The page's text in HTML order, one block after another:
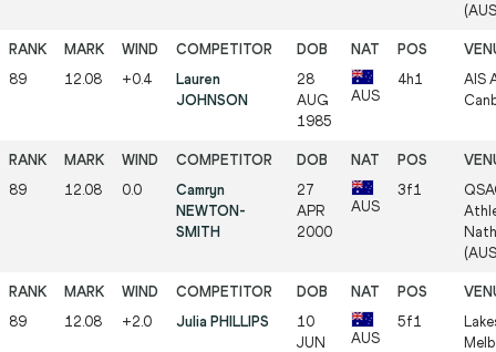
89 12.08 +0.4
Lauren
JOHNSON
28
AUG
1985
AUS
4h1
AIS
89 12.08 0.0
Camryn
NEWTON-
SMITH
27
APR
2000
AUS
3f1
89 12.08 +2.0 Julia PHILLIPS
10
JUN
AUS
5f1